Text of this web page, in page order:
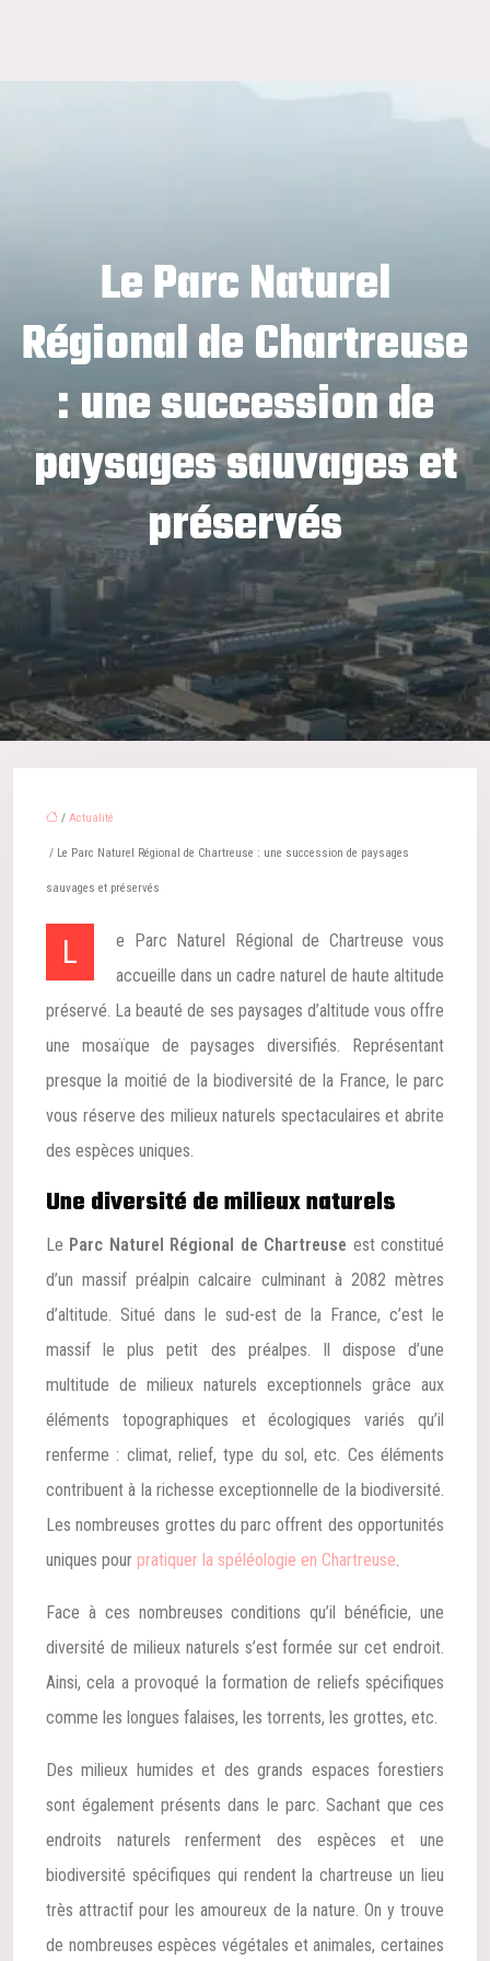
Le Parc Naturel
Régional de Chartreuse
: une succession de
paysages sauvages et
préservés
/ Actualité
/ Le Parc Naturel Régional de Chartreuse : une succession de paysages
sauvages et préservés
Le Parc Naturel Régional de Chartreuse vous
accueille dans un cadre naturel de haute altitude
préservé. La beauté de ses paysages d’altitude vous offre
une mosaïque de paysages diversifiés. Représentant
presque la moitié de la biodiversité de la France, le parc
vous réserve des milieux naturels spectaculaires et abrite
des espèces uniques.
Une diversité de milieux naturels
Le Parc Naturel Régional de Chartreuse est constitué
d’un massif préalpin calcaire culminant à 2082 mètres
d’altitude. Situé dans le sud-est de la France, c’est le
massif le plus petit des préalpes. Il dispose d’une
multitude de milieux naturels exceptionnels grâce aux
éléments topographiques et écologiques variés qu’il
renferme : climat, relief, type du sol, etc. Ces éléments
contribuent à la richesse exceptionnelle de la biodiversité.
Les nombreuses grottes du parc offrent des opportunités
uniques pour pratiquer la spéléologie en Chartreuse.
Face à ces nombreuses conditions qu’il bénéficie, une
diversité de milieux naturels s’est formée sur cet endroit.
Ainsi, cela a provoqué la formation de reliefs spécifiques
comme les longues falaises, les torrents, les grottes, etc.
Des milieux humides et des grands espaces forestiers
sont également présents dans le parc. Sachant que ces
endroits naturels renferment des espèces et une
biodiversité spécifiques qui rendent la chartreuse un lieu
très attractif pour les amoureux de la nature. On y trouve
de nombreuses espèces végétales et animales, certaines